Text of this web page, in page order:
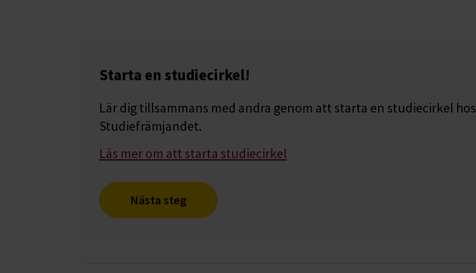
Starta en studiecirkel!
Lär dig tillsammans med andra genom att starta en studiecirkel hos
Studiefrämjandet.
Läs mer om att starta studiecirkel
Nästa steg